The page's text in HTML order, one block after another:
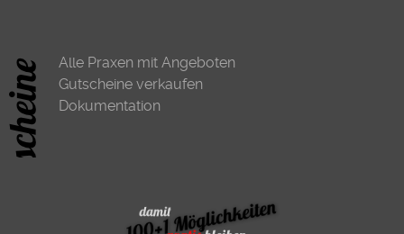
Alle Praxen mit Angeboten
Gutscheine verkaufen
Dokumentation